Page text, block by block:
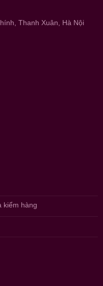
Thanh Xuân, Hà Nội
kiểm hàng